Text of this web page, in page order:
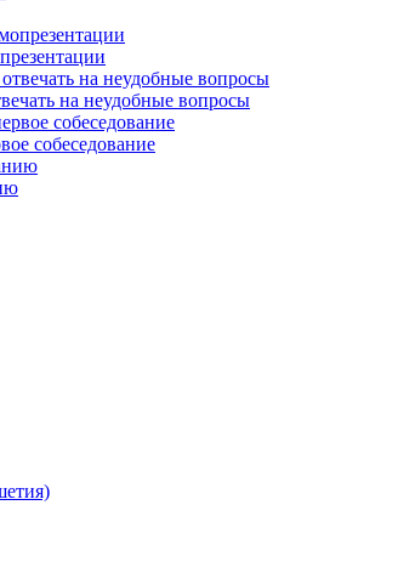
на неудобные вопросы
собеседование